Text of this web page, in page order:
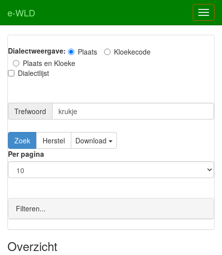
e-WLD
Dialectweergave: Plaats
Kloekecode
Plaats en Kloeke
Dialectlijst
Trefwoord
Download
Per pagina
Filteren...
Overzicht